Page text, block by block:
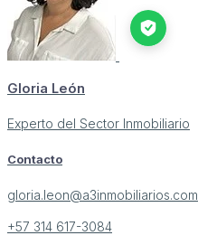
Gloria León
Experto del Sector Inmobiliario
Contacto
gloria.leon@a3inmobiliarios.com
+57 314 617-3084